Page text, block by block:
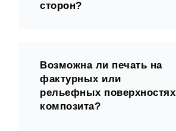
сторон?
Возможна ли печать на
фактурных или
рельефных поверхностях
композита?